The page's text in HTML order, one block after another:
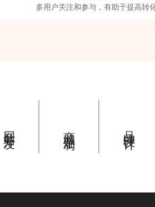
多用户关注和参与，有助于提高转化